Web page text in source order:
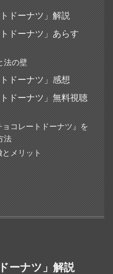
ドーナツ」解説
ドーナツ」あらす
法の壁
ドーナツ」感想
ドーナツ」無料視聴
コレートドーナツ』を
法
メリット
ーナツ」解説